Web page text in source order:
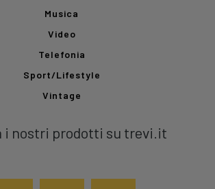
Musica
Video
Telefonia
Sport/Lifestyle
Vintage
i nostri prodotti su trevi.it